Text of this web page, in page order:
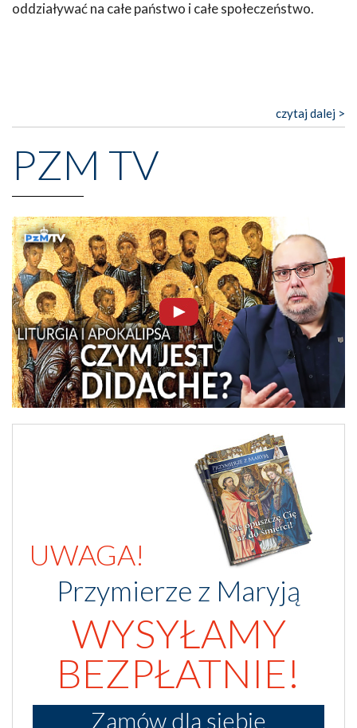
oddziaływać na całe państwo i całe społeczeństwo.
czytaj dalej >
PZM TV
UWAGA!
Przymierze z Maryją
WYSYŁAMY
BEZPŁATNIE!
Zamów dla siebie